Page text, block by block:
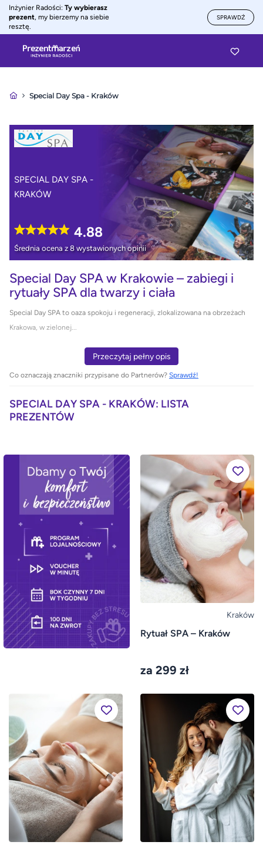
Inżynier Radości: Ty wybierasz
prezent, my bierzemy na siebie
resztę.
SPRAWDŹ
Special Day Spa - Kraków
SPECIAL DAY SPA -
KRAKÓW
4.88
Średnia ocena z 8 wystawionych opinii
Special Day SPA w Krakowie – zabiegi i
rytuały SPA dla twarzy i ciała
Special Day SPA to oaza spokoju i regeneracji, zlokalizowana na obrzeżach
Krakowa, w zielonej...
Przeczytaj pełny opis
Co oznaczają znaczniki przypisane do Partnerów? Sprawdź!
SPECIAL DAY SPA - KRAKÓW: LISTA
PREZENTÓW
Kraków
Rytuał SPA – Kraków
za 299 zł